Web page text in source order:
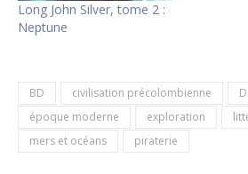
Long John Silver, tome 2 :
Neptune
BD civilisation précolombienne
époque moderne
exploration
mers et océans
piraterie